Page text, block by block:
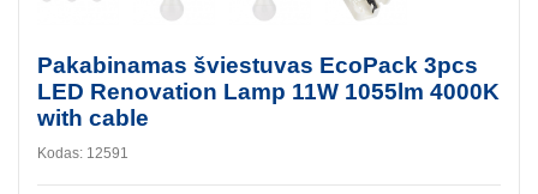
Pakabinamas šviestuvas EcoPack 3pcs
LED Renovation Lamp 11W 1055lm 4000K
with cable
Kodas: 12591